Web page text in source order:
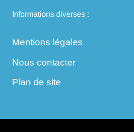
Informations diverses :
Mentions légales
Nous contacter
Plan de site